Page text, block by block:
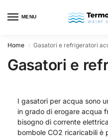
MENU
Home / Gasatori e refrigeratori
Gasatori e
I gasatori per acqua sono
in grado di erogare acqua
bisogno di corrente
bombole CO2 ricaricabili è